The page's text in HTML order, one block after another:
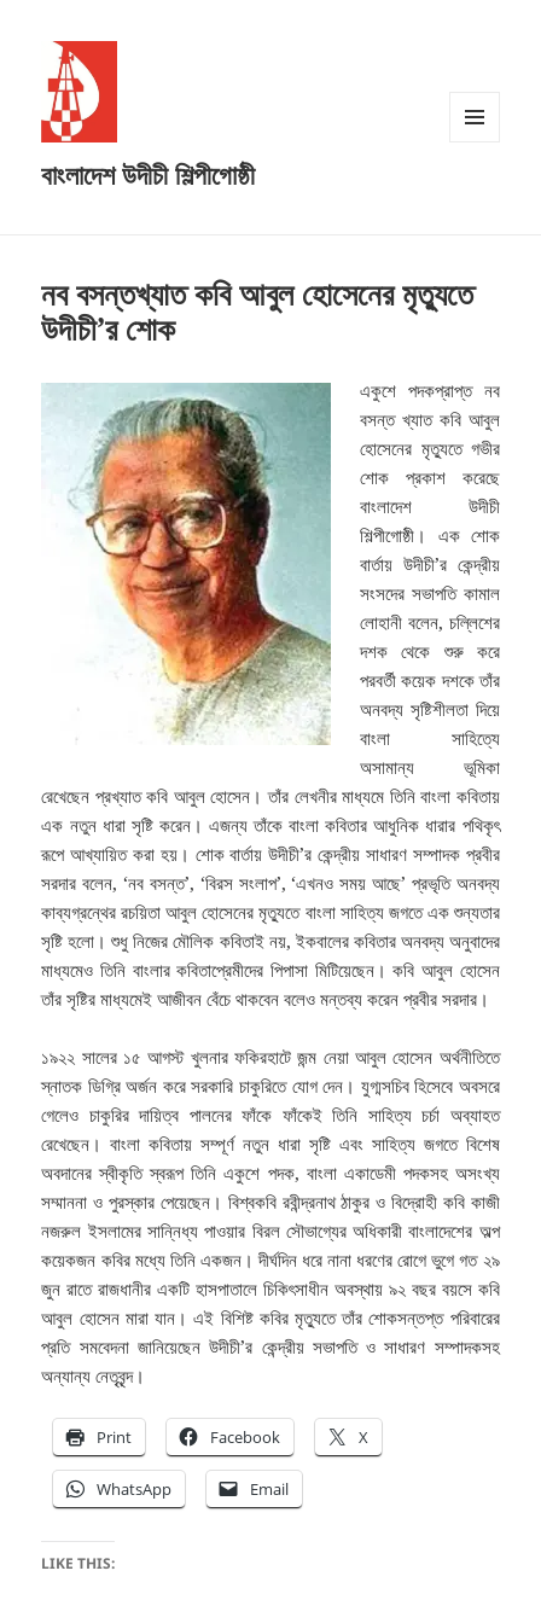
বাংলাদেশ উদীচী শিল্পীগোষ্ঠী
নব বসন্তখ্যাত কবি আবুল হোসেনের মৃত্যুতে
উদীচী’র শোক
একুশে পদকপ্রাপ্ত নব
বসন্ত খ্যাত কবি আবুল
হোসেনের মৃত্যুতে গভীর
শোক প্রকাশ করেছে
বাংলাদেশ উদীচী
শিল্পীগোষ্ঠী। এক শোক
বার্তায় উদীচী’র কেন্দ্রীয়
সংসদের সভাপতি কামাল
লোহানী বলেন, চল্লিশের
দশক থেকে শুরু করে
পরবর্তী কয়েক দশকে তাঁর
অনবদ্য সৃষ্টিশীলতা দিয়ে
বাংলা সাহিত্যে
অসামান্য ভূমিকা
রেখেছেন প্রখ্যাত কবি আবুল হোসেন।তাঁর লেখনীর মাধ্যমে তিনি বাংলা কবিতায়
এক নতুন ধারা সৃষ্টি করেন। এজন্য তাঁকে বাংলা কবিতার আধুনিক ধারার পথিকৃৎ
রূপে আখ্যায়িত করা হয়। শোক বার্তায় উদীচী’র কেন্দ্রীয় সাধারণ সম্পাদক প্রবীর
সরদার বলেন, ‘নব বসন্ত’, ‘বিরস সংলাপ’, ‘এখনও সময় আছে’ প্রভৃতি অনবদ্য
কাব্যগ্রন্থের রচয়িতা আবুল হোসেনের মৃত্যুতে বাংলা সাহিত্য জগতে এক শুন্যতার
সৃষ্টি হলো। শুধু নিজের মৌলিক কবিতাই নয়, ইকবালের কবিতার অনবদ্য অনুবাদের
মাধ্যমেও তিনি বাংলার কবিতাপ্রেমীদের পিপাসা মিটিয়েছেন। কবি আবুল হোসেন
তাঁর সৃষ্টির মাধ্যমেই আজীবন বেঁচে থাকবেন বলেও মন্তব্য করেন প্রবীর সরদার।
১৯২২ সালের ১৫ আগস্ট খুলনার ফকিরহাটে জন্ম নেয়া আবুল হোসেন অর্থনীতিতে
স্নাতক ডিগ্রি অর্জন করে সরকারি চাকুরিতে যোগ দেন। যুগ্মসচিব হিসেবে অবসরে
গেলেও চাকুরির দায়িত্ব পালনের ফাঁকে ফাঁকেই তিনি সাহিত্য চর্চা অব্যাহত
রেখেছেন। বাংলা কবিতায় সম্পূর্ণ নতুন ধারা সৃষ্টি এবং সাহিত্য জগতে বিশেষ
অবদানের স্বীকৃতি স্বরূপ তিনি একুশে পদক, বাংলা একাডেমী পদকসহ অসংখ্য
সম্মাননা ও পুরস্কার পেয়েছেন। বিশ্বকবি রবীন্দ্রনাথ ঠাকুর ও বিদ্রোহী কবি কাজী
নজরুল ইসলামের সান্নিধ্য পাওয়ার বিরল সৌভাগ্যের অধিকারী বাংলাদেশের অল্প
কয়েকজন কবির মধ্যে তিনি একজন। দীর্ঘদিন ধরে নানা ধরণের রোগে ভুগে গত ২৯
জুন রাতে রাজধানীর একটি হাসপাতালে চিকিৎসাধীন অবস্থায় ৯২ বছর বয়সে কবি
আবুল হোসেন মারা যান। এই বিশিষ্ট কবির মৃত্যুতে তাঁর শোকসন্তপ্ত পরিবারের
প্রতি সমবেদনা জানিয়েছেন উদীচী’র কেন্দ্রীয় সভাপতি ও সাধারণ সম্পাদকসহ
অন্যান্য নেতৃবৃন্দ।
Print Facebook X
WhatsApp Email
LIKE THIS: